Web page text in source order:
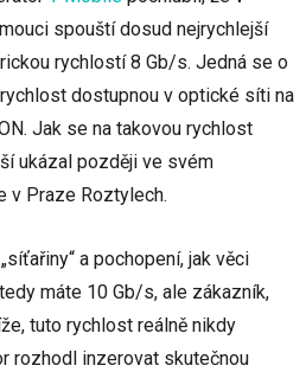
spouští dosud nejrychlejší
rychlostí 8 Gb/s. Jedná se o
dostupnou v optické síti na
Jak se na takovou rychlost
ukázal později ve svém
v Praze Roztylech.
a pochopení, jak věci
máte 10 Gb/s, ale zákazník,
tuto rychlost reálně nikdy
rozhodl inzerovat skutečnou